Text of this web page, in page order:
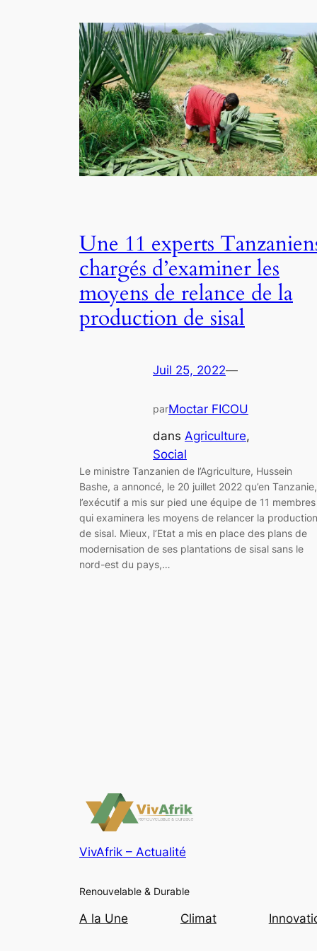
Une 11 experts
chargés d’examiner les
moyens de relance de la
production de sisal
Juil 25, 2022—
parMoctar FICOU
dans Agriculture
Social
Le ministre Tanzanien de l’Agriculture, Hussein
Bashe, a annoncé, le 20 juillet 2022 qu’en Tanzanie,
l’exécutif a mis sur pied une équipe de 11 membres
qui examinera les moyens de relancer la production
de sisal. Mieux, l’Etat a mis en place des plans de
modernisation de ses plantations de sisal sans le
nord-est du pays,…
VivAfrik – Actualité
Renouvelable & Durable
A la Une Climat